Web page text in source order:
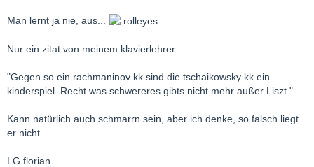
Man lernt ja nie, aus...
Nur ein zitat von meinem klavierlehrer
"Gegen so ein rachmaninov kk sind die tschaikowsky kk ein
kinderspiel. Recht was schwereres gibts nicht mehr außer Liszt."
Kann natürlich auch schmarrn sein, aber ich denke, so falsch liegt
er nicht.
LG florian